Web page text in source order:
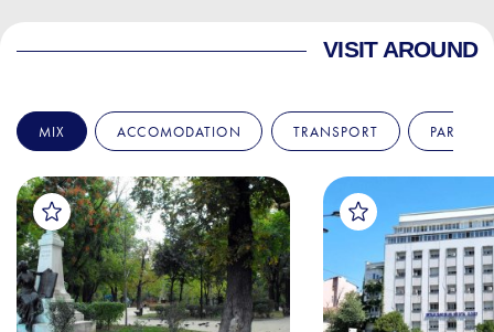
VISIT AROUND
MIX ACCOMODATION TRANSPORT PARKS